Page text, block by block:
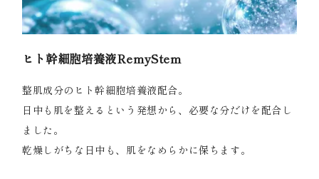
ヒト幹細胞培養液RemyStem
整肌成分のヒト幹細胞培養液配合。
日中も肌を整えるという発想から、必要な分だけを配合し
ました。
乾燥しがちな日中も、肌をなめらかに保ちます。